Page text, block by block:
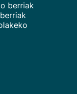
berriak